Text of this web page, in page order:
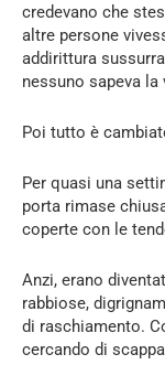
credevano che
altre persone
addirittura
nessuno sapeva la
Poi tutto è
Per quasi una
porta rimase
coperte con le
Anzi, erano
rabbiose,
di raschiamento.
cercando di